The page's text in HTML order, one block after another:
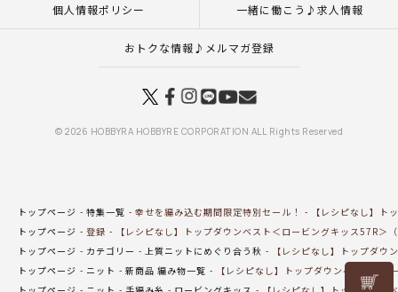
リリヤン
個人情報ポリシー 一緒に働こう♪求人情報
おトクな情報♪メルマガ登録
© 2026 HOBBYRA HOBBYRE CORPORATION ALL Rights Reserved
トップページ 特集一覧 幸せを編み込む期間限定特別セール！
【レシピなし】ト
トップページ
登録
【レシピなし】トップダウンベスト＜ロービングキッス57R＞
トップページ
カテゴリー 上質ニットにめぐり合う秋
【レシピなし】トップダウ
トップページ
ニット 新商品 編み物一覧
【レシピなし】トップダウンベスト＜